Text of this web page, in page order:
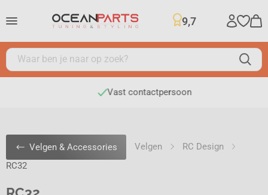
9,7
Vast contactpersoon
Velgen & Accessories Velgen
RC Design
RC32